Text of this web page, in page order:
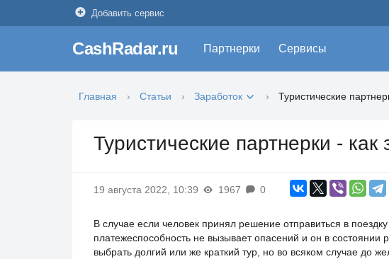
Добавить сервис
CashRadar.ru Партнерки Сервисы
Главная Статьи Заработок Туристические
Туристические партнерки - как
19 августа 2022, 10:39 1967 0
В случае если человек принял решение отправиться в
платежеспособность не вызывает опасений и он в
выбрать долгий или же краткий тур, но во всяком случае до